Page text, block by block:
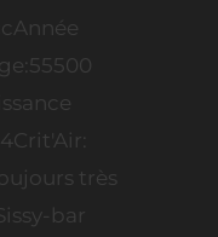
très
bar